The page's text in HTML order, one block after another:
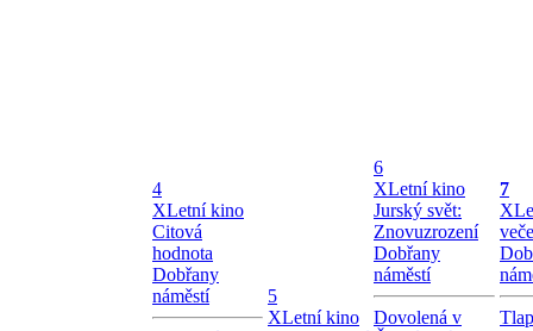
4
XLetní kino
Citová
hodnota
Dobřany
náměstí
5
XLetní kino
6
XLetní kino
Jurský svět:
Znovuzrození
Dobřany
náměstí
Dovolená v
7
X